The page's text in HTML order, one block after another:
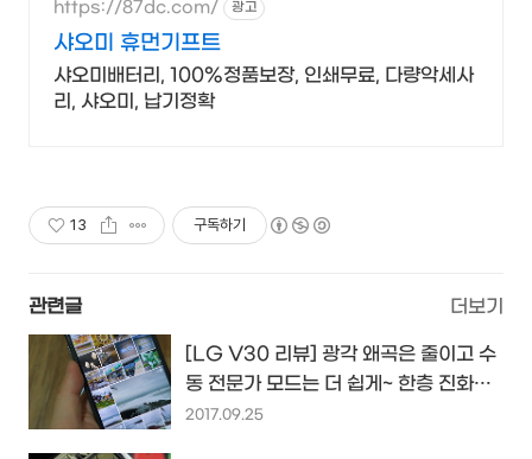
https://87dc.com/ 광고
샤오미 휴먼기프트
샤오미배터리, 100%정품보장, 인쇄무료, 다량악세사
리, 샤오미, 납기정확
13 구독하기
관련글 더보기
[LG V30 리뷰] 광각 왜곡은 줄이고 수
동 전문가 모드는 더 쉽게~ 한층 진화된
LG V30의 카메라는...
2017.09.25